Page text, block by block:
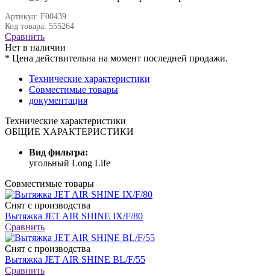
Артикул: F00439
Код товара: 555264
Сравнить
Нет в наличии
* Цена действительна на момент последней продажи.
Технические характеристики
Совместимые товары
документация
Технические характеристики
ОБЩИЕ ХАРАКТЕРИСТИКИ
Вид фильтра:
угольный Long Life
Совместимые товары
Снят с производства
Вытяжка JET AIR SHINE IX/F/80
Сравнить
Снят с производства
Вытяжка JET AIR SHINE BL/F/55
Сравнить